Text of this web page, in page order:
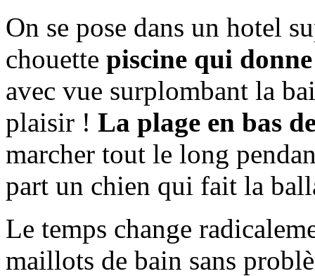
On se pose dans un hotel
chouette piscine qui
avec vue surplombant la
plaisir ! La plage en bas
marcher tout le long
part un chien qui fait la
Le temps change
maillots de bain sans